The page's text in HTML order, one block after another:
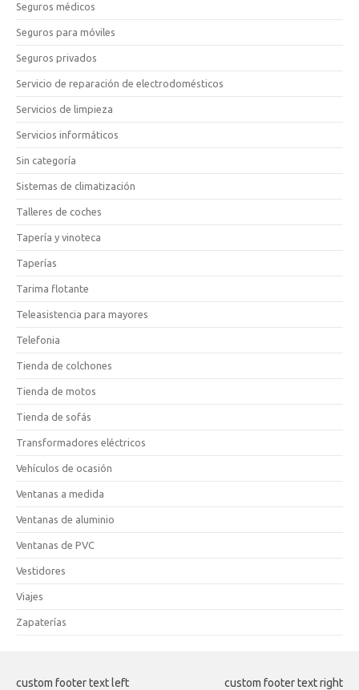
Seguros médicos
Seguros para móviles
Seguros privados
Servicio de reparación de electrodomésticos
Servicios de limpieza
Servicios informáticos
Sin categoría
Sistemas de climatización
Talleres de coches
Tapería y vinoteca
Taperías
Tarima flotante
Teleasistencia para mayores
Telefonia
Tienda de colchones
Tienda de motos
Tienda de sofás
Transformadores eléctricos
Vehículos de ocasión
Ventanas a medida
Ventanas de aluminio
Ventanas de PVC
Vestidores
Viajes
Zapaterías
custom footer text left custom footer text right